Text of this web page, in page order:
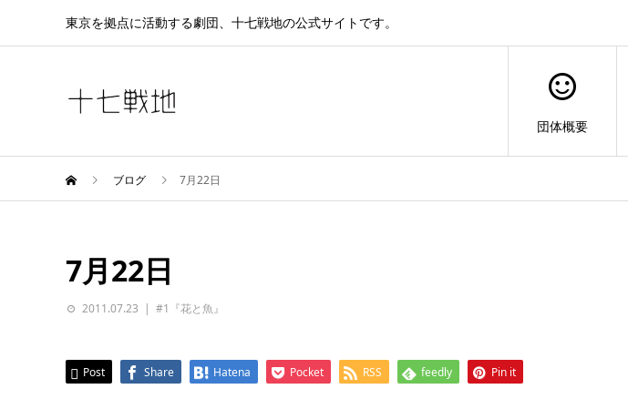
東京を拠点に活動する劇団、十七戦地の公式サイトです。
団体概要
ブログ 7月22日
7月22日
2011.07.23 #1『花と魚』
Post Share Hatena Pocket RSS feedly Pin it